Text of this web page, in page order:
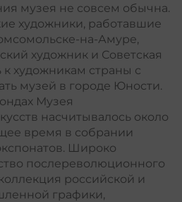
музея не совсем обычна.
художники, работавшие
на-Амуре,
художник и Советская
к художникам страны с
музей в городе Юности.
Музея
насчитывалось около
время в собрании
Широко
послереволюционного
российской и
графики,